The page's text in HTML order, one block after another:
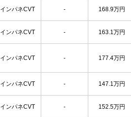
インパネCVT - 168.9万円
インパネCVT - 163.1万円
インパネCVT - 177.4万円
インパネCVT - 147.1万円
インパネCVT - 152.5万円